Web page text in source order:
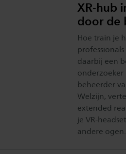
XR-hub
door de
Hoe train je
daarbij een
onderzoeker
beheerder
Welzijn,
extended
je VR-
andere ogen.